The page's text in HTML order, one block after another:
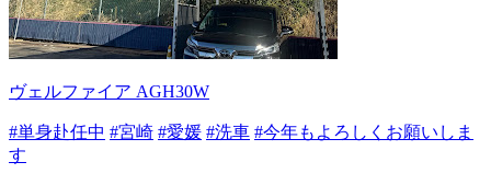
ヴェルファイア AGH30W
#単身赴任中 #宮崎 #愛媛 #洗車 #今年もよろしくお願いしま
す